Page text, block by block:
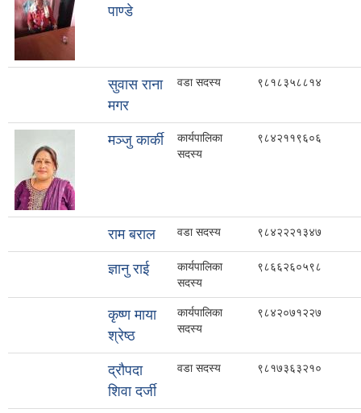
पाण्डे
सुवास राना
मगर
वडा सदस्य ९८१८३५८८१४
मञ्जु कार्की
कार्यपालिका
सदस्य
९८४२११९६०६
राम बराल वडा सदस्य ९८४२२२१३४७
ज्ञानु राई
कार्यपालिका
सदस्य
९८६६२६०५९८
कृष्ण माया
श्रेष्ठ
कार्यपालिका
सदस्य
९८४२०७१२२७
द्रौपदा
शिवा दर्जी
वडा सदस्य ९८१७३६३२१०